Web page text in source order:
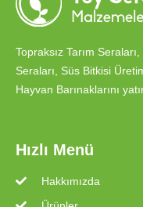
Topraksız Tarım
Seraları, Süs Bitkisi
Hayvan Barınaklarını
Hızlı Menü
Hakkımızda